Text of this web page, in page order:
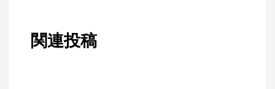
関連投稿